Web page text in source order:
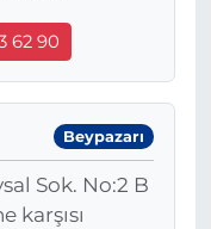
62 90
Beypazarı
Sok. No:2 B
karşısı